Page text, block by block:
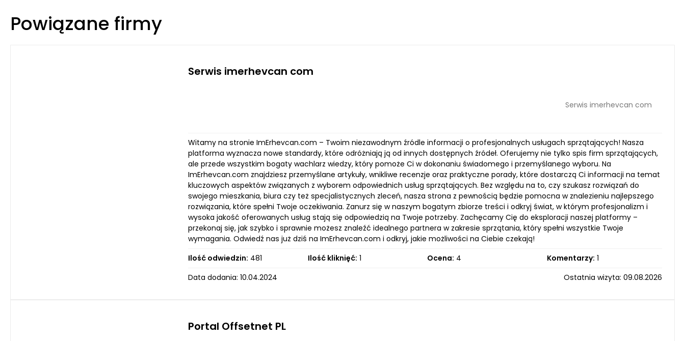
Powiązane firmy
Serwis imerhevcan com
Serwis imerhevcan com
Witamy na stronie ImErhevcan.com – Twoim niezawodnym źródle informacji o profesjonalnych usługach sprzątających! Nasza
platforma wyznacza nowe standardy, które odróżniają ją od innych dostępnych źródeł. Oferujemy nie tylko spis firm sprzątających,
ale przede wszystkim bogaty wachlarz wiedzy, który pomoże Ci w dokonaniu świadomego i przemyślanego wyboru. Na
ImErhevcan.com znajdziesz przemyślane artykuły, wnikliwe recenzje oraz praktyczne porady, które dostarczą Ci informacji na temat
kluczowych aspektów związanych z wyborem odpowiednich usług sprzątających. Bez względu na to, czy szukasz rozwiązań do
swojego mieszkania, biura czy też specjalistycznych zleceń, nasza strona z pewnością będzie pomocna w znalezieniu najlepszego
rozwiązania, które spełni Twoje oczekiwania. Zanurz się w naszym bogatym zbiorze treści i odkryj świat, w którym profesjonalizm i
wysoka jakość oferowanych usług stają się odpowiedzią na Twoje potrzeby. Zachęcamy Cię do eksploracji naszej platformy –
przekonaj się, jak szybko i sprawnie możesz znaleźć idealnego partnera w zakresie sprzątania, który spełni wszystkie Twoje
wymagania. Odwiedź nas już dziś na ImErhevcan.com i odkryj, jakie możliwości na Ciebie czekają!
Ilość odwiedzin: 481 Ilość kliknięć: 1 Ocena: 4 Komentarzy: 1
Data dodania: 10.04.2024
Ostatnia wizyta: 09.08.2026
Portal Offsetnet PL